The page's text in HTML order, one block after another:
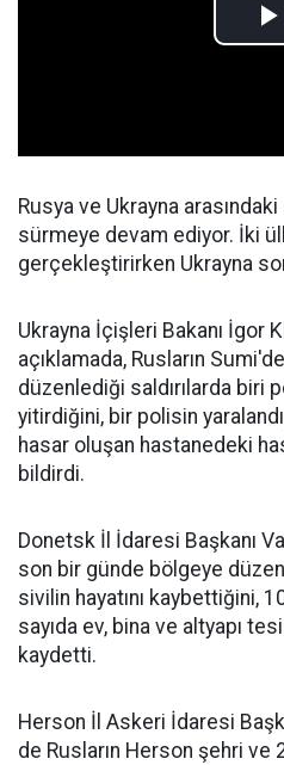
Rusya ve Ukrayna
sürmeye devam ediyor. İki
gerçekleştirirken Ukrayna
Ukrayna İçişleri Bakanı İgor
açıklamada, Rusların
düzenlediği saldırılarda biri
yitirdiğini, bir polisin
hasar oluşan hastanedeki
bildirdi.
Donetsk İl İdaresi Başkanı
son bir günde bölgeye
sivilin hayatını kaybettiğini,
sayıda ev, bina ve altyapı
kaydetti.
Herson İl Askeri İdaresi
de Rusların Herson şehri ve